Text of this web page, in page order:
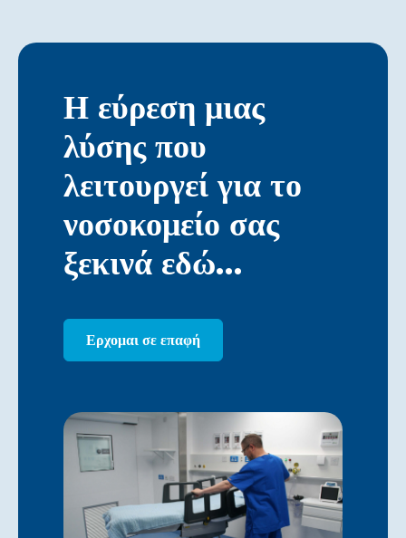
Η εύρεση μιας
λύσης που
λειτουργεί για το
νοσοκομείο σας
ξεκινά εδώ…
Ερχομαι σε επαφή